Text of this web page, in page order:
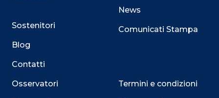
Sostenitori
Blog
Contatti
Osservatori
News
Comunicati Stampa
Termini e condizioni